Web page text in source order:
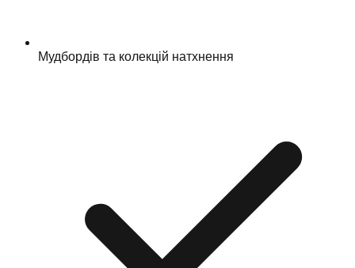
Мудбордів та колекцій натхнення